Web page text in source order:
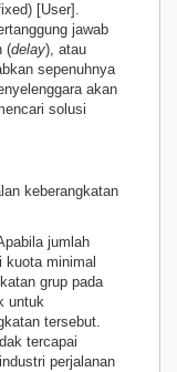
[User].
jawab
(delay), atau
sepenuhnya
akan
solusi
keberangkatan
jumlah
kuota minimal
grup pada
untuk
tersebut.
tercapai
perjalanan